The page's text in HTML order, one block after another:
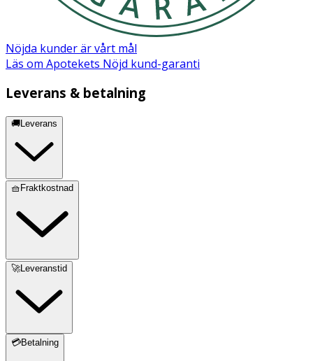
Nöjda kunder är vårt mål
Läs om Apotekets Nöjd kund-garanti
Leverans & betalning
🚚Leverans
🧺Fraktkostnad
🚀Leveranstid
💳Betalning